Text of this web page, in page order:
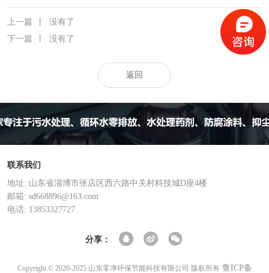
上一篇
没有了
下一篇
没有了
返回
联系我们
地址: 山东省淄博市张店区西六路中关村科技城D座4楼
邮箱: sd668896@163.com
电话: 13853327727
分享：
Copyright © 2020-2025 山东零净环保节能科技有限公司 版权所有 鲁ICP备